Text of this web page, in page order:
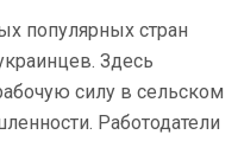
популярных стран
Здесь
силу в сельском
Работодатели